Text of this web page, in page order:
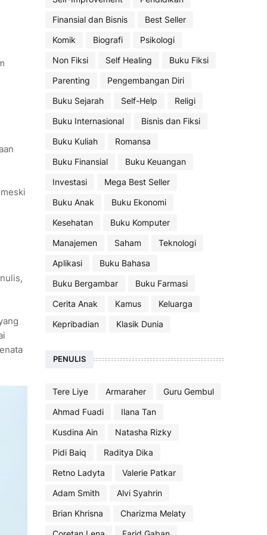
Finansial dan Bisnis
Best Seller
Komik
Biografi
Psikologi
Non Fiksi
Self Healing
Buku Fiksi
Parenting
Pengembangan Diri
Buku Sejarah
Self-Help
Religi
Buku Internasional
Bisnis dan Fiksi
Buku Kuliah
Romansa
Buku Finansial
Buku Keuangan
Investasi
Mega Best Seller
Buku Anak
Buku Ekonomi
Kesehatan
Buku Komputer
Manajemen
Saham
Teknologi
Aplikasi
Buku Bahasa
Buku Bergambar
Buku Farmasi
Cerita Anak
Kamus
Keluarga
Kepribadian
Klasik Dunia
PENULIS
Tere Liye Armaraher
Guru Gembul
Ahmad Fuadi
Ilana Tan
Kusdina Ain
Natasha Rizky
Pidi Baiq
Raditya Dika
Retno Ladyta
Valerie Patkar
Adam Smith
Alvi Syahrin
Brian Khrisna
Charizma Melaty